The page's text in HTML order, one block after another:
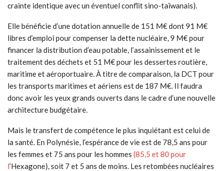
crainte identique avec un éventuel conflit sino-taïwanais).
Elle bénéficie d’une dotation annuelle de 151 M€ dont 91 M€
libres d’emploi pour compenser la dette nucléaire, 9 M€ pour
financer la distribution d’eau potable, l’assainissement et le
traitement des déchets et 51 M€ pour les dessertes routière,
maritime et aéroportuaire. À titre de comparaison, la DCT pour
les transports maritimes et aériens est de 187 M€. Il faudra
donc avoir les yeux grands ouverts dans le cadre d’une nouvelle
architecture budgétaire.
Mais le transfert de compétence le plus inquiétant est celui de
la santé. En Polynésie, l’espérance de vie est de 78,5 ans pour
les femmes et 75 ans pour les hommes (85,5 et 80 pour
l’Hexagone), soit 7 et 5 ans de moins. Les retombées nucléaires